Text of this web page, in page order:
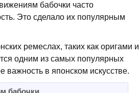
бабочки часто
Это сделало их популярным
ремеслах, таких как оригами и
одним из самых популярных
важность в японском искусстве.
бабочки